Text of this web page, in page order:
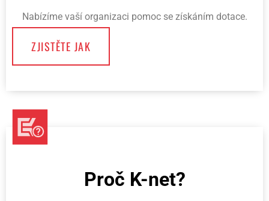
Nabízíme vaší organizaci pomoc se získáním dotace.
ZJISTĚTE JAK
Proč K-net?